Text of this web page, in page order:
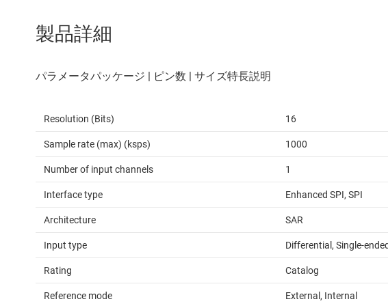
製品詳細
Resolution (Bits) 16
Sample rate (max) (ksps) 1000
Number of input channels 1
Interface type Enhanced SPI, SPI
Architecture SAR
Input type Differential, Single-ended
Rating Catalog
Reference mode External, Internal